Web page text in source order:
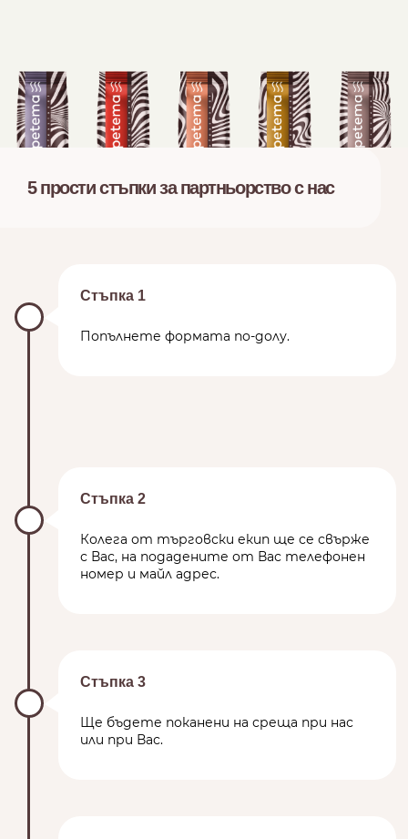
5 прости стъпки за партньорство с нас
Стъпка 1
Попълнете формата по-долу.
Стъпка 2
Колега от търговски екип ще се свърже
с Вас, на подадените от Вас телефонен
номер и майл адрес.
Стъпка 3
Ще бъдете поканени на среща при нас
или при Вас.